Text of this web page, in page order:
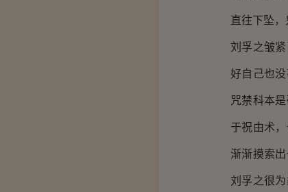
直往下坠，
刘孚之皱
好自己也
咒禁科本
于祝由术
渐渐摸索
刘孚之很